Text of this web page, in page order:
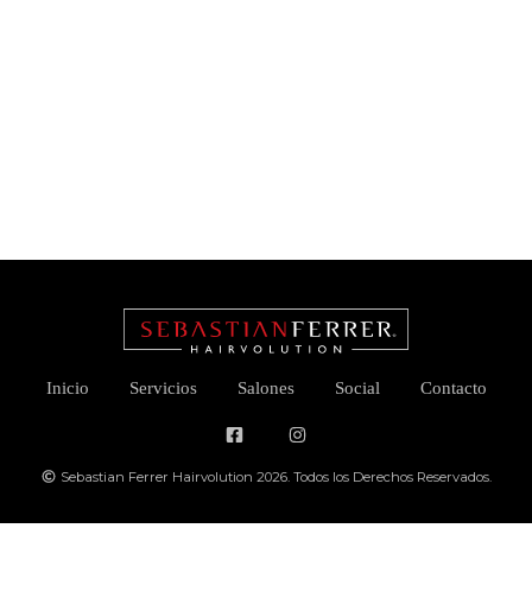
Inicio Servicios Salones Social Contacto
Sebastian Ferrer Hairvolution 2026. Todos los Derechos Reservados.